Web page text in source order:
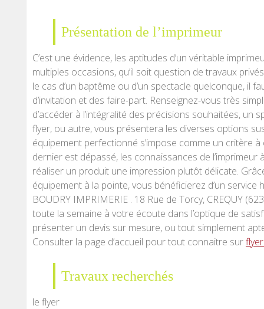
Présentation de l’imprimeur
C’est une évidence, les aptitudes d’un véritable
multiples occasions, qu’il soit question de travaux
le cas d’un baptême ou d’un spectacle quelconque, il
d’invitation et des faire-part. Renseignez-vous très
d’accéder à l’intégralité des précisions souhaitées, un
flyer, ou autre, vous présentera les diverses options
équipement perfectionné s’impose comme un critère
dernier est dépassé, les connaissances de
réaliser un produit une impression plutôt délicate.
équipement à la pointe, vous bénéficierez d’un
BOUDRY IMPRIMERIE . 18 Rue de Torcy, CREQUY
toute la semaine à votre écoute dans l’optique de
présenter un devis sur mesure, ou tout simplement
Consulter la page d’accueil pour tout connaitre sur
Travaux recherchés
le flyer